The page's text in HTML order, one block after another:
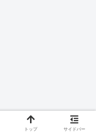
トップ サイドバー